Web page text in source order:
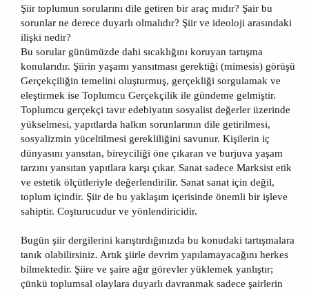
Şiir toplumun sorularını dile getiren bir araç mıdır? Şair bu
sorunlar ne derece duyarlı olmalıdır? Şiir ve ideoloji arasındaki
ilişki nedir?
Bu sorular günümüzde dahi sıcaklığını koruyan tartışma
konularıdır. Şiirin yaşamı yansıtması gerektiği (mimesis) görüşü
Gerçekçiliğin temelini oluşturmuş, gerçekliği sorgulamak ve
eleştirmek ise Toplumcu Gerçekçilik ile gündeme gelmiştir.
Toplumcu gerçekçi tavır edebiyatın sosyalist değerler üzerinde
yükselmesi, yapıtlarda halkın sorunlarının dile getirilmesi,
sosyalizmin yüceltilmesi gerekliliğini savunur. Kişilerin iç
dünyasını yansıtan, bireyciliği öne çıkaran ve burjuva yaşam
tarzını yansıtan yapıtlara karşı çıkar. Sanat sadece Marksist etik
ve estetik ölçütleriyle değerlendirilir. Sanat sanat için değil,
toplum içindir. Şiir de bu yaklaşım içerisinde önemli bir işleve
sahiptir. Coşturucudur ve yönlendiricidir.
Bugün şiir dergilerini karıştırdığınızda bu konudaki tartışmalara
tanık olabilirsiniz. Artık şiirle devrim yapılamayacağını herkes
bilmektedir. Şiire ve şaire ağır görevler yüklemek yanlıştır;
çünkü toplumsal olaylara duyarlı davranmak sadece şairlerin